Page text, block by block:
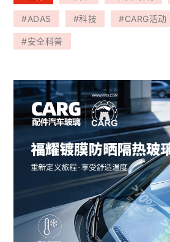
#ADAS #科技 #CARG活动
#安全科普